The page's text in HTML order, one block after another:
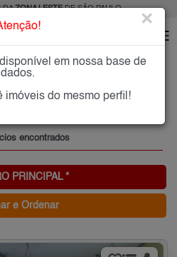
DAZONA LESTEDE SÃO PAULO
VILA REGENTE FEIJÓ
Feijó, Zona Leste de São Paulo
encontrados
PRINCIPAL *
e Ordenar
×
em nossa base de
dados.
imóveis do mesmo perfil!